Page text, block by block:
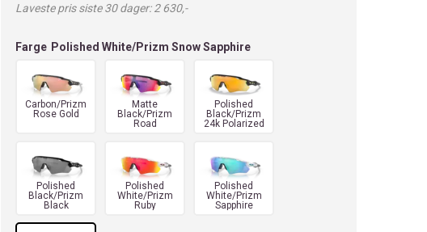
Laveste pris siste 30 dager: 2 630,-
Farge Polished White/Prizm Snow Sapphire
Carbon/Prizm
Rose Gold
Matte
Black/Prizm
Road
Polished
Black/Prizm
24k Polarized
Polished
Black/Prizm
Black
Polished
White/Prizm
Ruby
Polished
White/Prizm
Sapphire